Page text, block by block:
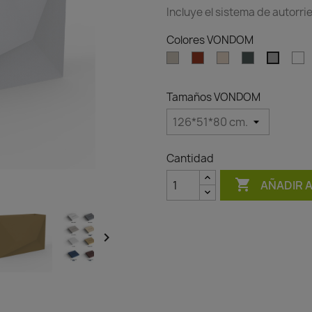

Incluye el sistema de
Colores VONDOM
Tamaños VONDOM
Cantidad
 AÑADIR